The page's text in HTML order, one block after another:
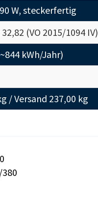
W, steckerfertig
(VO 2015/1094 IV)
kWh/Jahr)
/ Versand 237,00 kg